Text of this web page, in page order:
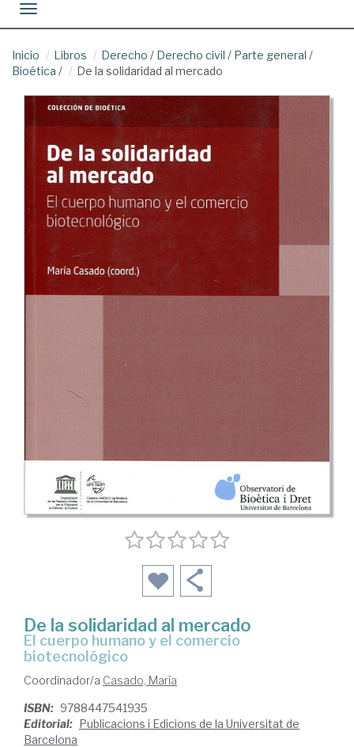
Toggle navigation
Inicio Libros Derecho / Derecho civil / Parte general /
Bioética / De la solidaridad al mercado
De la solidaridad al mercado
el cuerpo humano y el comercio
biotecnológico
Coordinador/a Casado, María
ISBN: 9788447541935
Editorial: Publicacions i Edicions de la Universitat de
Barcelona